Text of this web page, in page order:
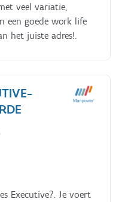
veel variatie,
een goede work life
het juiste adres!.
Executive?. Je voert